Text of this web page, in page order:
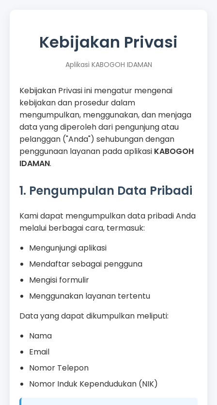
Kebijakan Privasi
Aplikasi KABOGOH IDAMAN
Kebijakan Privasi ini mengatur mengenai
kebijakan dan prosedur dalam
mengumpulkan, menggunakan, dan menjaga
data yang diperoleh dari pengunjung atau
pelanggan ("Anda") sehubungan dengan
penggunaan layanan pada aplikasi KABOGOH
IDAMAN.
1. Pengumpulan Data Pribadi
Kami dapat mengumpulkan data pribadi Anda
melalui berbagai cara, termasuk:
Mengunjungi aplikasi
Mendaftar sebagai pengguna
Mengisi formulir
Menggunakan layanan tertentu
Data yang dapat dikumpulkan meliputi:
Nama
Email
Nomor Telepon
Nomor Induk Kependudukan (NIK)